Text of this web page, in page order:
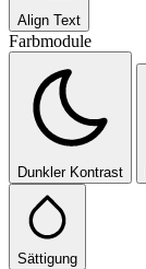
Align Text
Farbmodule
Dunkler Kontrast
Sättigung